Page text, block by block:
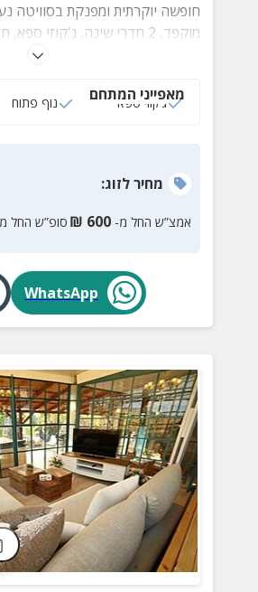
חופשה יוקרתית ומפנקת בסוויטה
מוקפד, 2 חדרי שינה, ג'קוזי
מאפייני המתחם
ג‘קוזי ספא נוף פתוח
מחירלזוג:
אמצ”ש החל מ- 600
₪ סופ”ש החל
WhatsApp